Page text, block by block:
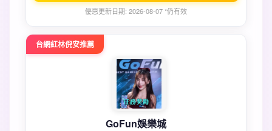
優惠更新日期: 2026-08-07 *仍有效
台網紅林倪安推薦
GoFun娛樂城